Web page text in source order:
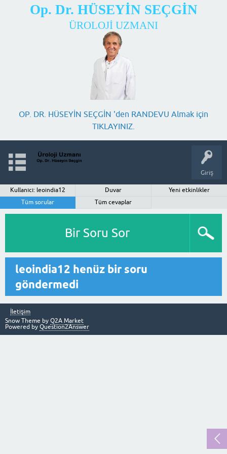
Op. Dr. HÜSEYİN SEÇGİN
ÜROLOJİ UZMANI
OP. DR. HÜSEYİN SEÇGİN 'den RANDEVU Almak için
TIKLAYINIZ.
Giriş
Kullanıcı: leoindia12 Duvar
Yeni etkinlikler
Tüm sorular
Tüm cevaplar
Bir Soru Sor
leoindia12 henüz bir soru
göndermedi
İletişim
Snow Theme by Q2A Market
Powered by Question2Answer